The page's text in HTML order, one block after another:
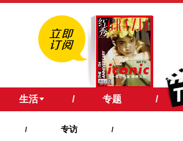
生活 / 专题 /
/ 专访 /